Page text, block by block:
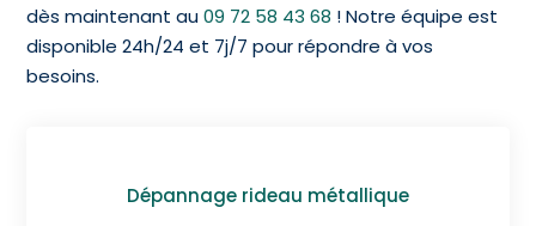
dès maintenant au09 72 58 43 68 ! Notre équipe est
disponible 24h/24 et 7j/7 pour répondre à vos
besoins.
Dépannage rideau métallique